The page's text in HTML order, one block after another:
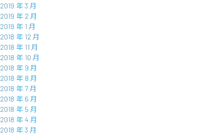
2019 年 3 月
2019 年 2 月
2019 年 1 月
2018 年 12 月
2018 年 11 月
2018 年 10 月
2018 年 9 月
2018 年 8 月
2018 年 7 月
2018 年 6 月
2018 年 5 月
2018 年 4 月
2018 年 3 月